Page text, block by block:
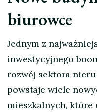
biurowce
Jednym z
inwestycyjnego
rozwój sektora
powstaje wiele
mieszkalnych, które